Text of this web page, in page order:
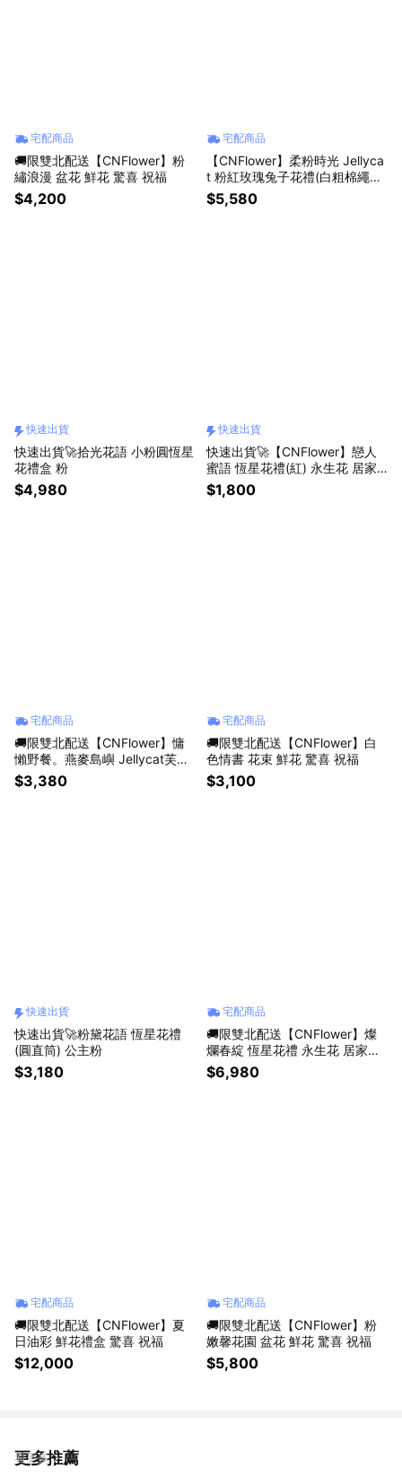
宅配商品
🚚限雙北配送【CNFlower】粉
繡浪漫 盆花 鮮花 驚喜 祝福
$4,200
宅配商品
【CNFlower】柔粉時光 Jellyca
t 粉紅玫瑰兔子花禮(白粗棉繩籃
小)
$5,580
快速出貨
快速出貨🚀拾光花語 小粉圓恆星
花禮盒 粉
$4,980
快速出貨
快速出貨🚀【CNFlower】戀人
蜜語 恆星花禮(紅) 永生花 居家
擺飾 裝飾 怎麼放都美
$1,800
宅配商品
🚚限雙北配送【CNFlower】慵
懶野餐。燕麥島嶼 Jellycat芙蓉
兔禮物組 (藤編野餐籃加布 小)
$3,380
宅配商品
🚚限雙北配送【CNFlower】白
色情書 花束 鮮花 驚喜 祝福
$3,100
快速出貨
快速出貨🚀粉黛花語 恆星花禮
(圓直筒) 公主粉
$3,180
宅配商品
🚚限雙北配送【CNFlower】燦
爛春綻 恆星花禮 永生花 居家擺
飾 裝飾 怎麼放都美
$6,980
宅配商品
🚚限雙北配送【CNFlower】夏
日油彩 鮮花禮盒 驚喜 祝福
$12,000
宅配商品
🚚限雙北配送【CNFlower】粉
嫩馨花園 盆花 鮮花 驚喜 祝福
$5,800
更多推薦
看更多